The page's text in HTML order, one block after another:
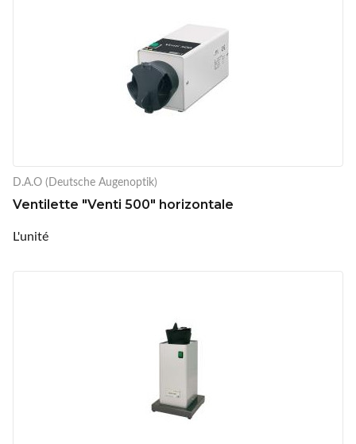
D.A.O (Deutsche Augenoptik)
Ventilette "Venti 500" horizontale
L'unité